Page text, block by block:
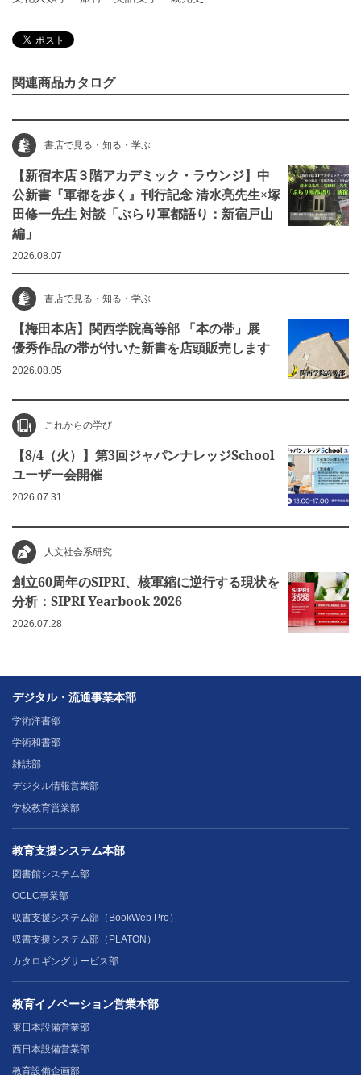
関連商品カタログ
書店で見る・知る・学ぶ
【新宿本店３階アカデミック・ラウンジ】中
公新書『軍都を歩く』刊行記念 清水亮先生×塚
田修一先生 対談「ぶらり軍都語り：新宿戸山
編」
2026.08.07
書店で見る・知る・学ぶ
【梅田本店】関西学院高等部 「本の帯」展
優秀作品の帯が付いた新書を店頭販売します
2026.08.05
これからの学び
【8/4（火）】第3回ジャパンナレッジSchool
ユーザー会開催
2026.07.31
人文社会系研究
創立60周年のSIPRI、核軍縮に逆行する現状を
分析：SIPRI Yearbook 2026
2026.07.28
デジタル・流通事業本部
学術洋書部
学術和書部
雑誌部
デジタル情報営業部
学校教育営業部
教育支援システム本部
図書館システム部
OCLC事業部
収書支援システム部（BookWeb Pro）
収書支援システム部（PLATON）
カタロギングサービス部
教育イノベーション営業本部
東日本設備営業部
西日本設備営業部
教育設備企画部